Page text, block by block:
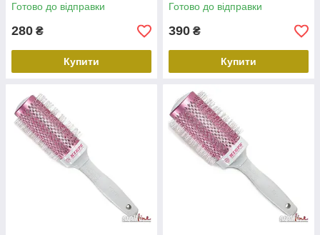
Готово до відправки
280 ₴
Купити
Готово до відправки
390 ₴
Купити